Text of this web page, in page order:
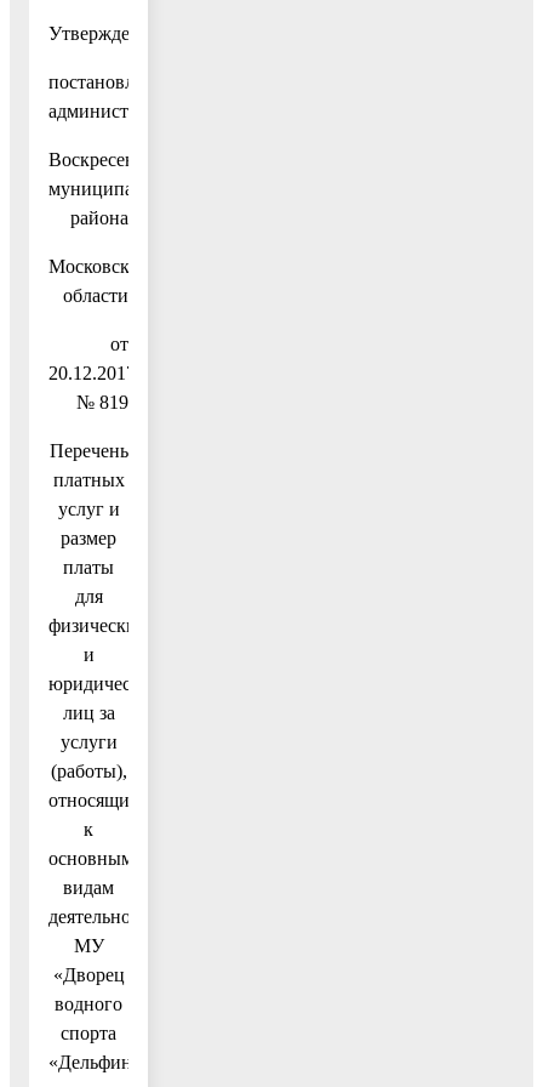
Утвержден
постановлением
администрации
Воскресенского
муниципального
района
Московской
области
от
20.12.2017
№ 819
Перечень
платных
услуг и
размер
платы
для
физических
и
юридических
лиц за
услуги
(работы),
относящиеся
к
основным
видам
деятельности
МУ
«Дворец
водного
спорта
«Дельфин»